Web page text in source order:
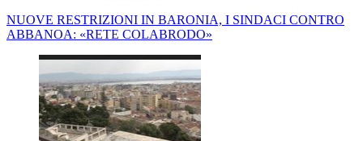
NUOVE RESTRIZIONI IN BARONIA, I SINDACI CONTRO
ABBANOA: «RETE COLABRODO»